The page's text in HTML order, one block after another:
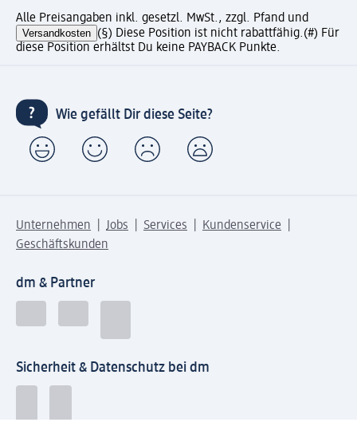
Alle Preisangaben inkl. gesetzl. MwSt., zzgl. Pfand und
Versandkosten (§) Diese Position ist nicht rabattfähig.(#) Für
diese Position erhältst Du keine PAYBACK Punkte.
Wie gefällt Dir diese Seite?
Unternehmen Jobs Services
Kundenservice
Geschäftskunden
dm & Partner
Sicherheit & Datenschutz bei dm